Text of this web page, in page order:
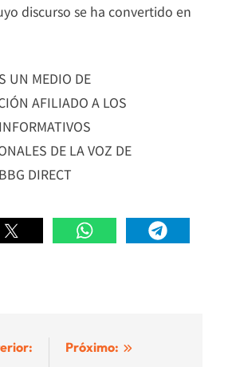
discurso se ha convertido en
UN MEDIO DE
AFILIADO A LOS
DE LA VOZ DE
DIRECT
Próximo: